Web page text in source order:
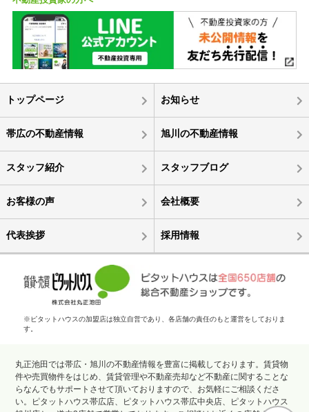
トップページ お知らせ
帯広の不動産情報 旭川の不動産情報
スタッフ紹介 スタッフブログ
お客様の声 会社概要
代表挨拶 採用情報
※ピタットハウスの加盟店は独立自営であり、各店舗の責任のもと運営をしておりま
す。
丸正池田では帯広・旭川の不動産情報を豊富に掲載しております。賃貸物
件や売買物件をはじめ、賃貸管理や不動産売却など不動産に関することな
らなんでもサポートさせて頂いておりますので、お気軽にご相談くださ
い。ピタットハウス帯広店、ピタットハウス帯広中央店、ピタットハウス